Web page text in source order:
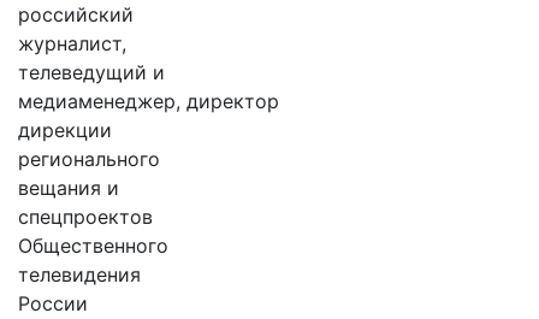
российский
журналист,
телеведущий и
медиаменеджер, директор
дирекции
регионального
вещания и
спецпроектов
Общественного
телевидения
России